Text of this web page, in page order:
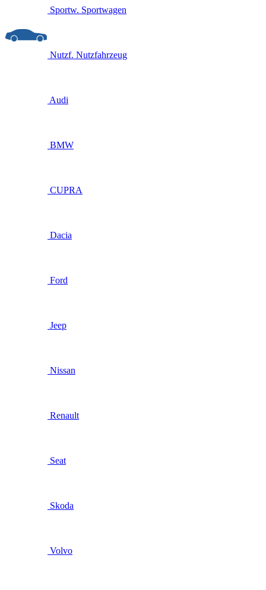
Sportw. Sportwagen
Nutzf. Nutzfahrzeug
Audi
BMW
CUPRA
Dacia
Ford
Jeep
Nissan
Renault
Seat
Skoda
Volvo